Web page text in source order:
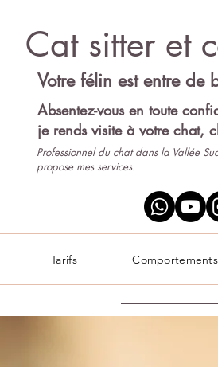
Cat sitter et
Votre félin est entre de
Tarifs Comportements
Professionnel du chat dans la Vallée
propose mes services.
Absentez-vous en toute
je rends visite à votre chat,